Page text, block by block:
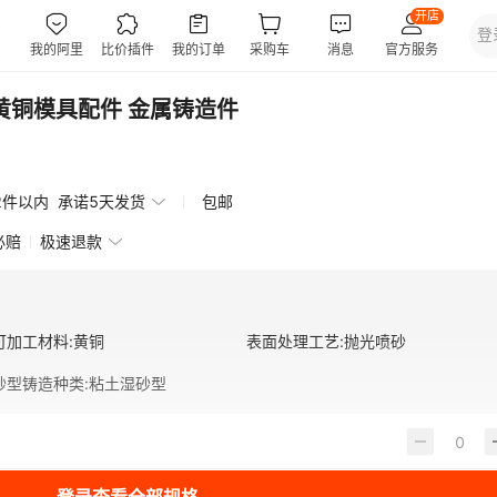
铜模具配件 金属铸造件
以内 承诺5天发货 包邮
赔 极速退款
加工材料:黄铜 表面处理工艺:抛光喷砂
型铸造种类:粘土湿砂型